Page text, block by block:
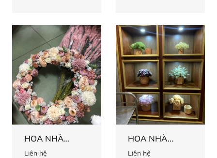
HOA NHÀ
HÀNG 4
Liên hệ
HOA NHÀ
HÀNG 3
Liên hệ